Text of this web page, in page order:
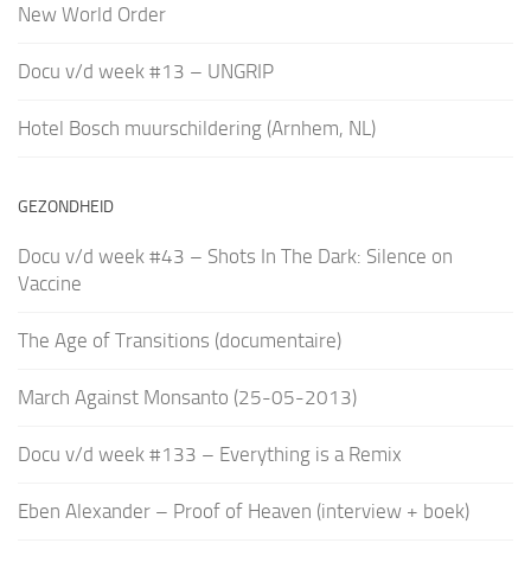
New World Order
Docu v/d week #13 – UNGRIP
Hotel Bosch muurschildering (Arnhem, NL)
GEZONDHEID
Docu v/d week #43 – Shots In The Dark: Silence on
Vaccine
The Age of Transitions (documentaire)
March Against Monsanto (25-05-2013)
Docu v/d week #133 – Everything is a Remix
Eben Alexander – Proof of Heaven (interview + boek)